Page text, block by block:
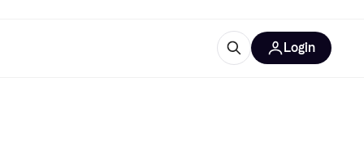
Login